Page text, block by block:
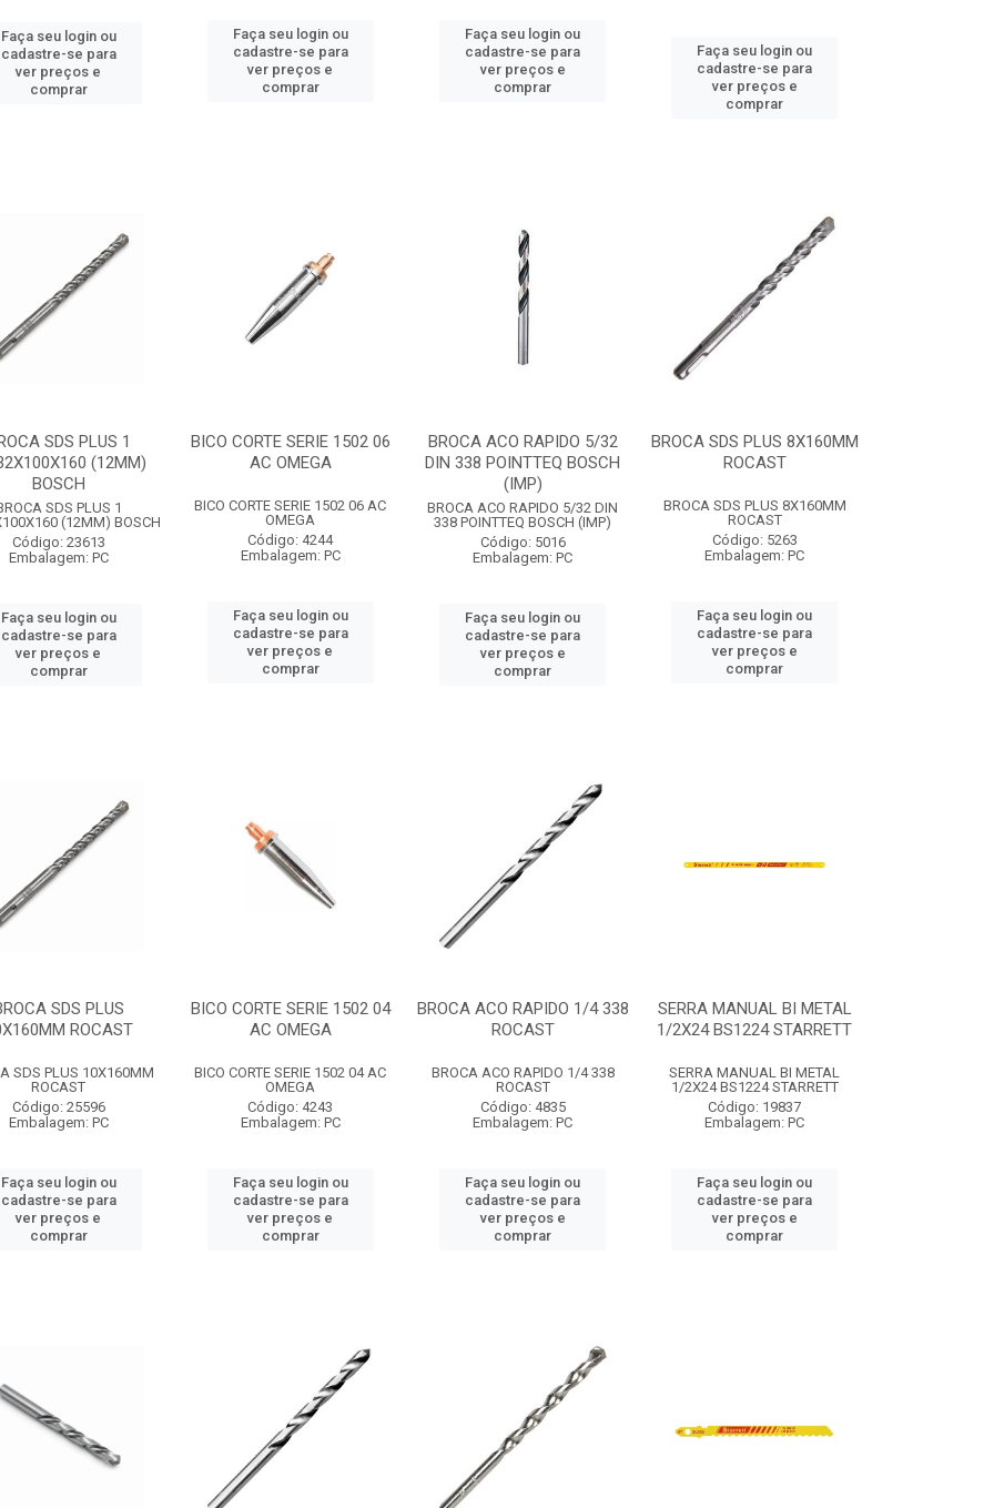
Faça seu login ou
cadastre-se para
ver preços e
comprar
Faça seu login ou
cadastre-se para
ver preços e
comprar
Faça seu login ou
cadastre-se para
ver preços e
comprar
Faça seu login ou
cadastre-se para
ver preços e
comprar
SDS PLUS 1
(12MM)
BOSCH
SDS PLUS 1
(12MM) BOSCH
Código: 23613
Embalagem: PC
Faça seu login ou
cadastre-se para
ver preços e
comprar
BICO CORTE SERIE 1502 06
AC OMEGA
BICO CORTE SERIE 1502 06 AC
OMEGA
Código: 4244
Embalagem: PC
Faça seu login ou
cadastre-se para
ver preços e
comprar
BROCA ACO RAPIDO 5/32
DIN 338 POINTTEQ BOSCH
(IMP)
BROCA ACO RAPIDO 5/32 DIN
338 POINTTEQ BOSCH (IMP)
Código: 5016
Embalagem: PC
Faça seu login ou
cadastre-se para
ver preços e
comprar
BROCA SDS PLUS 8X160MM
ROCAST
BROCA SDS PLUS 8X160MM
ROCAST
Código: 5263
Embalagem: PC
Faça seu login ou
cadastre-se para
ver preços e
comprar
SDS PLUS
ROCAST
SDS PLUS 10X160MM
ROCAST
Código: 25596
Embalagem: PC
Faça seu login ou
cadastre-se para
ver preços e
comprar
BICO CORTE SERIE 1502 04
AC OMEGA
BICO CORTE SERIE 1502 04 AC
OMEGA
Código: 4243
Embalagem: PC
Faça seu login ou
cadastre-se para
ver preços e
comprar
BROCA ACO RAPIDO 1/4 338
ROCAST
BROCA ACO RAPIDO 1/4 338
ROCAST
Código: 4835
Embalagem: PC
Faça seu login ou
cadastre-se para
ver preços e
comprar
SERRA MANUAL BI METAL
1/2X24 BS1224 STARRETT
SERRA MANUAL BI METAL
1/2X24 BS1224 STARRETT
Código: 19837
Embalagem: PC
Faça seu login ou
cadastre-se para
ver preços e
comprar